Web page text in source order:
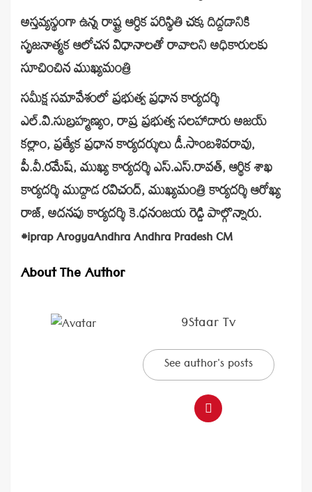
అస్తవ్యస్థంగా ఉన్న రాష్ట్ర ఆర్ధిక పరిస్థితి చక్క దిద్దడానికి
సృజనాత్మక ఆలోచన విధానాలతో రావాలని అధికారులకు
సూచించిన ముఖ్యమంత్రి
సమీక్ష సమావేశంలో ప్రభుత్వ ప్రధాన కార్యదర్శి
ఎల్.వి.సుబ్రహ్మణ్యం, రాష్ర ప్రభుత్వ సలహాదారు అజయ్
కల్లాం, ప్రత్యేక ప్రధాన కార్యదర్శులు డీ.సాంబశివరావు,
పీ.వీ.రమేష్, ముఖ్య కార్యదర్శి ఎస్.ఎస్.రావత్, ఆర్థిక శాఖ
కార్యదర్శి ముద్దాడ రవిచంద్, ముఖ్యమంత్రి కార్యదర్శి ఆరోఖ్య
రాజ్, అదనపు కార్యదర్శి కె.ధనంజయ రెడ్డి పాల్గొన్నారు.
#iprap ArogyaAndhra Andhra Pradesh CM
About The Author
9Staar Tv
See author's posts